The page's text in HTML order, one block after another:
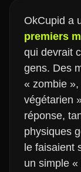
OkCupid a
premiers
qui devrait
gens. Des
« zombie
végétarien
réponse,
physiques
le faisaient
un simple